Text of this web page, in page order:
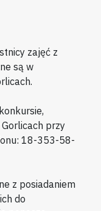
zajęć z
są w
przy
18-353-58-
z posiadaniem
do